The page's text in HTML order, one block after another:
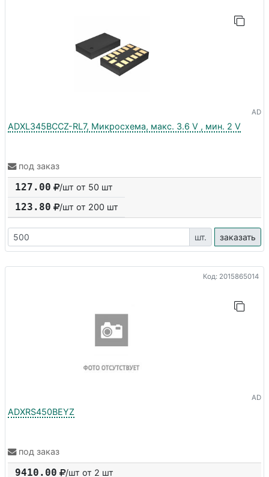
AD
ADXL345BCCZ-RL7, Микросхема, макс. 3.6 V , мин. 2 V
под заказ
127.00 /шт от 50 шт
123.80 /шт от 200 шт
шт. заказать
Код: 2015865014
AD
ADXRS450BEYZ
под заказ
9410.00 /шт от 2 шт